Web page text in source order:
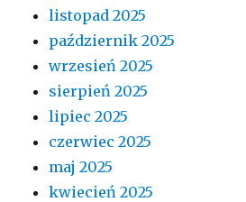
listopad 2025
październik 2025
wrzesień 2025
sierpień 2025
lipiec 2025
czerwiec 2025
maj 2025
kwiecień 2025